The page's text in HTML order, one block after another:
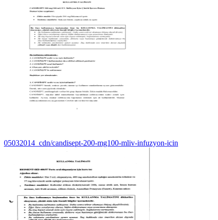
05032014_cdn/candisept-200-mg100-mliv-infuzyon-icin